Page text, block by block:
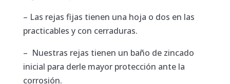
– Las rejas fijas tienen una hoja o dos en las
practicables y con cerraduras.
– Nuestras rejas tienen un baño de zincado
inicial para derle mayor protección ante la
corrosión.